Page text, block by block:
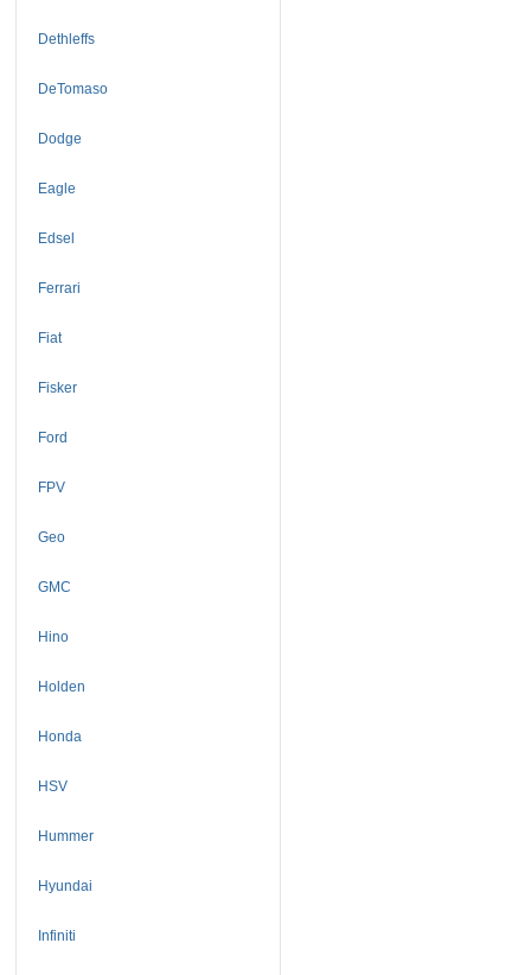
Dethleffs
DeTomaso
Dodge
Eagle
Edsel
Ferrari
Fiat
Fisker
Ford
FPV
Geo
GMC
Hino
Holden
Honda
HSV
Hummer
Hyundai
Infiniti